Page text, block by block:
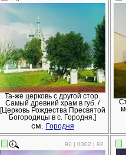
Та-же церковь с другой стор.
Самый древний храм в губ. /
[Церковь Рождества Пресвятой
Богородицы в с. Городня.]
см. Городня
92 | 0302 | 92